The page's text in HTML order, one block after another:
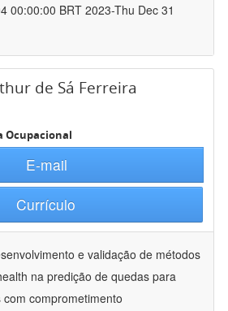
00:00:00 BRT 2023-Thu Dec 31
de Sá Ferreira
Ocupacional
E-mail
Currículo
e validação de métodos
na predição de quedas para
comprometimento